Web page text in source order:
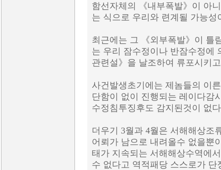
함선자체의 《내부폭발》이 아
는 식으로 우리와 련계될 가능
최근에는 그 《외부폭발》이 틀
는 우리 잠수정이나 반잠수정에
관련설》을 날조하여 류포시키
사건발생초기에는 제놈들의 이
단함이 없이 진행되는 레이다감
수정침투징후도 감지된것이 없
더우기 3월과 4월은 서해해상조
어뢰가 남으로 내려올수 없을뿐
태가 지속되는 서해해상수역에
수 없다고 역적패당 스스로가 단